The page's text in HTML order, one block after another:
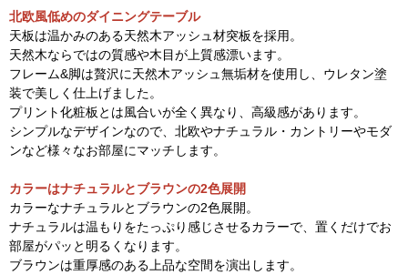
北欧風低めのダイニングテーブル
天板は温かみのある天然木アッシュ材突板を採用。
天然木ならではの質感や木目が上質感漂います。
フレーム&脚は贅沢に天然木アッシュ無垢材を使用し、ウレタン塗
装で美しく仕上げました。
プリント化粧板とは風合いが全く異なり、高級感があります。
シンプルなデザインなので、北欧やナチュラル・カントリーやモダ
ンなど様々なお部屋にマッチします。
カラーはナチュラルとブラウンの2色展開
カラーなナチュラルとブラウンの2色展開。
ナチュラルは温もりをたっぷり感じさせるカラーで、置くだけでお
部屋がパッと明るくなります。
ブラウンは重厚感のある上品な空間を演出します。